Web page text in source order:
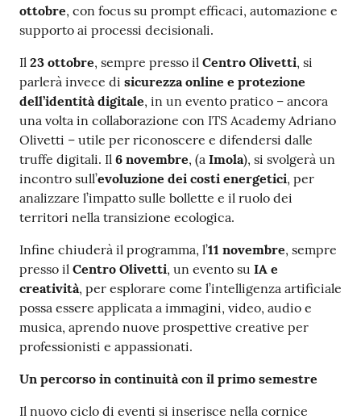
ottobre, con focus su prompt efficaci, automazione e
supporto ai processi decisionali.
Il 23 ottobre, sempre presso il Centro Olivetti, si
parlerà invece di sicurezza online e protezione
dell’identità digitale, in un evento pratico – ancora
una volta in collaborazione con ITS Academy Adriano
Olivetti – utile per riconoscere e difendersi dalle
truffe digitali. Il 6 novembre, (a Imola), si svolgerà un
incontro sull’evoluzione dei costi energetici, per
analizzare l’impatto sulle bollette e il ruolo dei
territori nella transizione ecologica.
Infine chiuderà il programma, l’11 novembre, sempre
presso il Centro Olivetti, un evento su IA e
creatività, per esplorare come l’intelligenza artificiale
possa essere applicata a immagini, video, audio e
musica, aprendo nuove prospettive creative per
professionisti e appassionati.
Un percorso in continuità con il primo semestre
Il nuovo ciclo di eventi si inserisce nella cornice